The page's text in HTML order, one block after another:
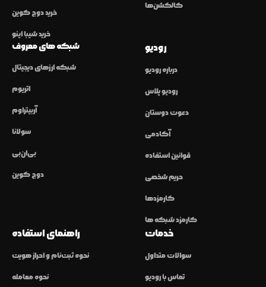
خرید دوج کوین
خرید شیبا اینو
کالکشن‌ها
شبکه های معروف
شبکه ارزهای دیجیتال
اتریوم
آربیتراوم
سولانا
بی‌ان‌بی
دوج کوین
رودیو
درباره رودیو
رودیو پلاس
دعوت دوستان
آکادمی
قوانین استفاده
حریم شخصی
کارمزدها
کارمزد شبکه ها
راهنمای استفاده
نحوه ثبت‌نام و احراز هویت
نحوه معامله
خدمات
سوالات متداول
تماس با رودیو